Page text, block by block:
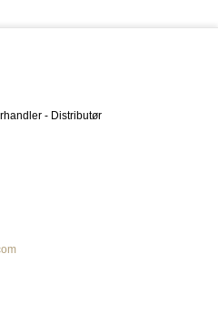
- Distributør